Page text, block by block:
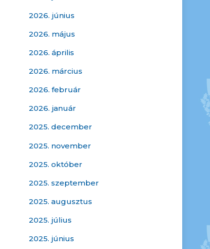
2026. június
2026. május
2026. április
2026. március
2026. február
2026. január
2025. december
2025. november
2025. október
2025. szeptember
2025. augusztus
2025. július
2025. június